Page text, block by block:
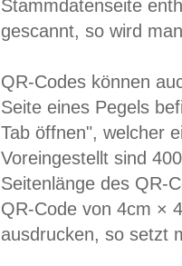
Stammdatenseite
gescannt, so wird
QR-Codes können
Seite eines Pegels
Tab öffnen", welcher
Voreingestellt sind
Seitenlänge des QR-
QR-Code von 4cm ×
ausdrucken, so setzt